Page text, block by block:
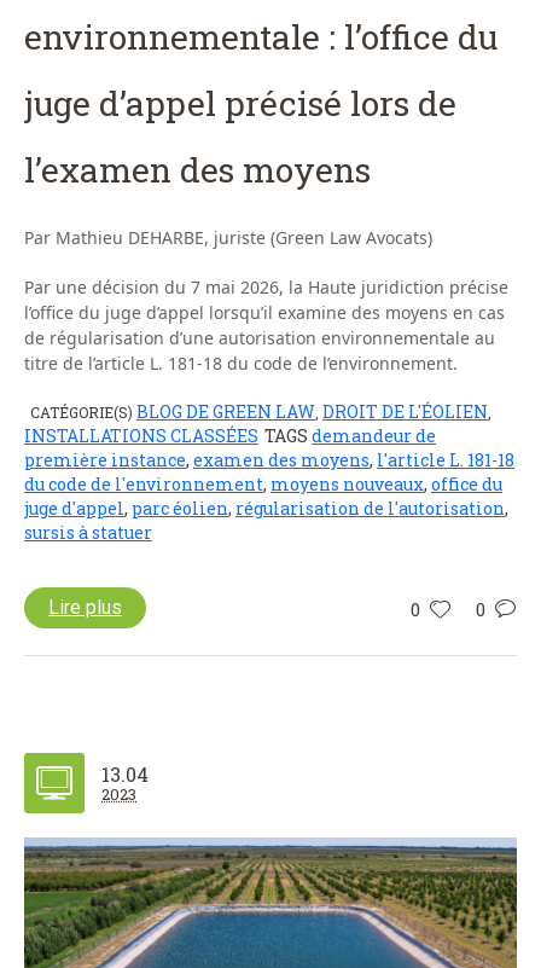
environnementale : l’office du
juge d’appel précisé lors de
l’examen des moyens
Par Mathieu DEHARBE, juriste (Green Law Avocats)
Par une décision du 7 mai 2026, la Haute juridiction précise
l’office du juge d’appel lorsqu’il examine des moyens en cas
de régularisation d’une autorisation environnementale au
titre de l’article L. 181-18 du code de l’environnement.
CATÉGORIE(S) BLOG DE GREEN LAW DROIT DE L'ÉOLIEN
INSTALLATIONS CLASSÉES TAGS demandeur de
première instance, examen des moyens, l'article L. 181-18
du code de l'environnement, moyens nouveaux, office du
juge d'appel, parc éolien, régularisation de l'autorisation,
sursis à statuer
0 0
Lire plus
13.04
2023